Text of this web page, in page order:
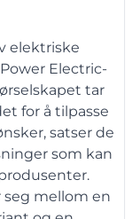
elektriske
Electric-
tar
for å tilpasse
satser de
som kan
seg mellom en